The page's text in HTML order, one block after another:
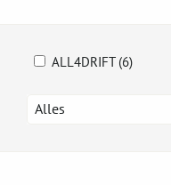
ALL4DRIFT (6)
Alles